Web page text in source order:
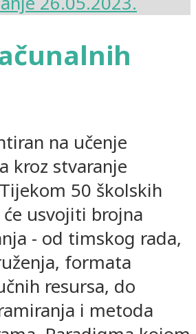
na učenje
kroz stvaranje
50 školskih
usvojiti brojna
- od timskog rada,
formata
resursa, do
i metoda